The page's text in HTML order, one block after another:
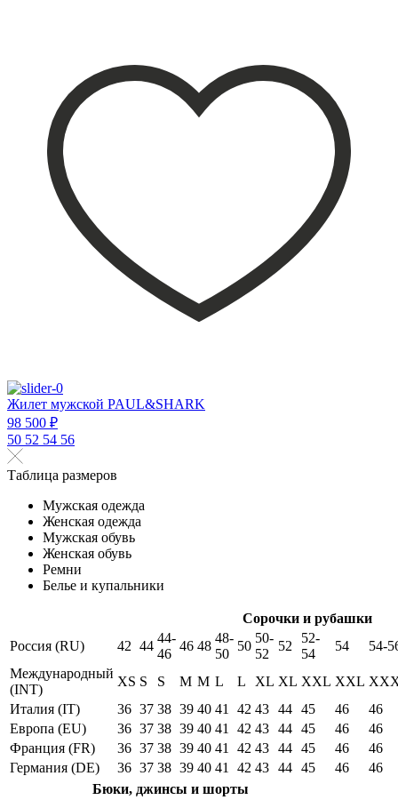
Жилет мужской PAUL&SHARK
98 500 ₽
50 52 54 56
Таблица размеров
Мужская одежда
Женская одежда
Мужская обувь
Женская обувь
Ремни
Белье и купальники
Сорочки и рубашки
Россия (RU)
42 44
44-
46
46 48
48-
50
50
50-
52
52
52-
54
54
54-
Международный
(INT)
XS S S M M L L XL XL XXL XXL
Италия (IT)
36 37 38 39 40 41 42 43 44 45 46
46
Европа (EU)
36 37 38 39 40 41 42 43 44 45 46
46
Франция (FR)
36 37 38 39 40 41 42 43 44 45 46
46
Германия (DE)
36 37 38 39 40 41 42 43 44 45 46
46
Бюки, джинсы и шорты